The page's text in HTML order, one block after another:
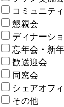
コミュニテ
懇親会
ディナーシ
忘年会・新
歓送迎会
同窓会
シェアオフ
その他